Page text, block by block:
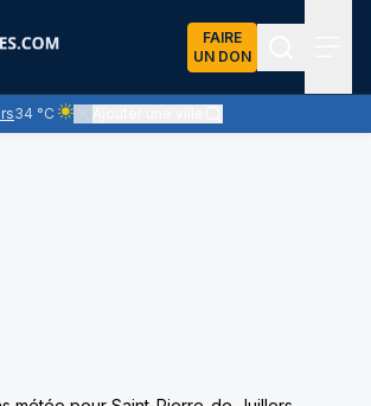
FAIRE
UN DON
34 °C
Ciel clair - quasiment pas de nuages et un